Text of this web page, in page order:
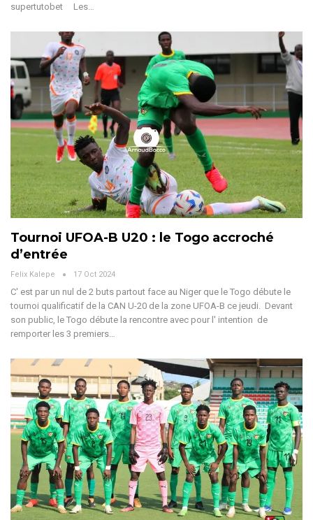
supertutobet
Les
Tournoi UFOA-B U20 : le Togo accroché
d’entrée
Felix Kalepe 17 Oct 2024
C' est par un nul de 2 buts partout face au Niger que le Togo débute le
tournoi qualificatif de la CAN U-20 de la zone UFOA-B ce jeudi. Devant
son public, le Togo débute la rencontre avec pour l' intention de
remporter les 3 premiers…